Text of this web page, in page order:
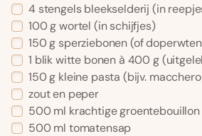
4 stengels bleekselderij (in
100 g wortel (in schijfjes)
150 g sperziebonen (of
1 blik witte bonen à 400 g
150 g kleine pasta (bijv.
zout en peper
500 ml krachtige groentebouillon
500 ml tomatensap